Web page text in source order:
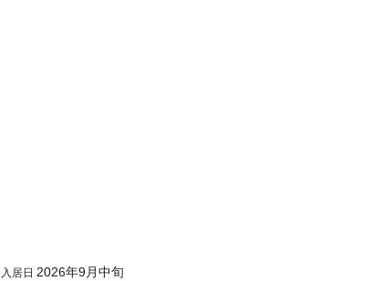
入居日 2026年9月中旬